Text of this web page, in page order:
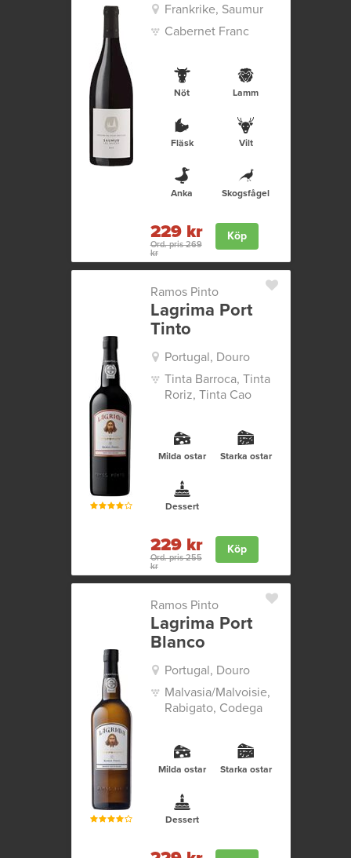
Frankrike, Saumur
Cabernet Franc
Nöt Lamm
Fläsk Vilt
Anka Skogsfågel
229 kr
Ord. pris 269
kr
Köp
Ramos Pinto
Lagrima Port
Tinto
Portugal, Douro
Tinta Barroca, Tinta
Roriz, Tinta Cao
Milda ostar Starka ostar
Dessert
229 kr
Ord. pris 255
kr
Köp
Ramos Pinto
Lagrima Port
Blanco
Portugal, Douro
Malvasia/Malvoisie,
Rabigato, Codega
Milda ostar Starka ostar
Dessert